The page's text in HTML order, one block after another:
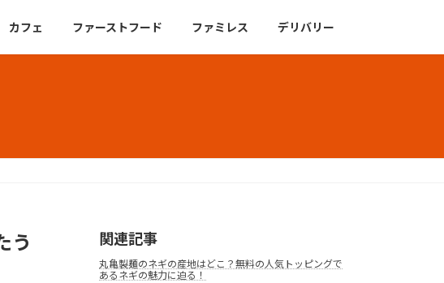
カフェ ファーストフード ファミレス デリバリー
う
関連記事
丸亀製麺のネギの産地はどこ？無料の人気トッピングで
あるネギの魅力に迫る！